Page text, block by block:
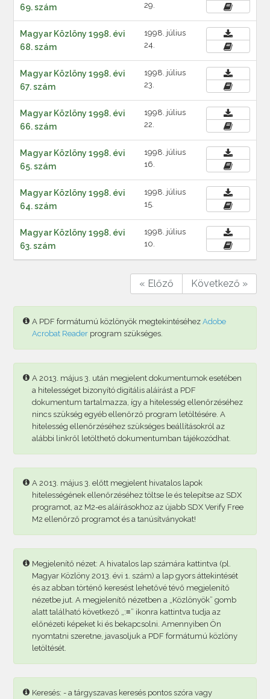
69. szám
29.
Magyar Közlöny 1998. évi
68. szám
1998. július
24.
Magyar Közlöny 1998. évi
67. szám
1998. július
23.
Magyar Közlöny 1998. évi
66. szám
1998. július
22.
Magyar Közlöny 1998. évi
65. szám
1998. július
16.
Magyar Közlöny 1998. évi
64. szám
1998. július
15.
Magyar Közlöny 1998. évi
63. szám
1998. július
10.
« Előző Következő »
A PDF formátumú közlönyök megtekintéséhezAdobe
Acrobat Reader program szükséges.
A 2013. május 3. után megjelent dokumentumok esetében
a hitelességet bizonyító digitális aláírást a PDF
dokumentum tartalmazza, így a hitelesség ellenőrzéséhez
nincs szükség egyéb ellenőrző program letöltésére. A
hitelesség ellenőrzéséhez szükséges beállításokról az
alábbi linkről letölthető dokumentumban tájékozódhat.
A 2013. május 3. előtt megjelent hivatalos lapok
hitelességének ellenőrzéséhez töltse le és telepítse az SDX
programot, az M2-es aláírásokhoz az újabb SDX Verify Free
M2 ellenőrző programot és a tanúsítványokat!
Megjelenítő nézet: A hivatalos lap számára kattintva (pl.
Magyar Közlöny 2013. évi 1. szám) a lap gyors áttekintését
és az abban történő keresést lehetővé tévő megjelenítő
nézetbe jut. A megjelenítő nézetben a „Közlönyök” gomb
alatt található következő „:≡” ikonra kattintva tudja az
előnézeti képeket ki és bekapcsolni. Amennyiben Ön
nyomtatni szeretne, javasoljuk a PDF formátumú közlöny
letöltését.
Keresés: - a tárgyszavas keresés pontos szóra vagy